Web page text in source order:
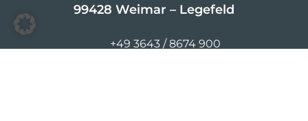
99428 Weimar – Legefeld
+49 3643 / 8674 900